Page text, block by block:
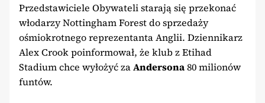
Przedstawiciele Obywateli starają się przekonać
włodarzy Nottingham Forest do sprzedaży
ośmiokrotnego reprezentanta Anglii. Dziennikarz
Alex Crook poinformował, że klub z Etihad
Stadium chce wyłożyć zaAndersona80 milionów
funtów.